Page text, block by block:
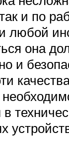
и по
любой
она
и